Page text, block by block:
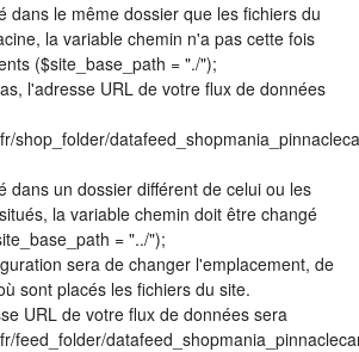
dans le même dossier que les fichiers du
la variable chemin n'a pas cette fois
($site_base_path = "./");
l'adresse URL de votre flux de données
shop_folder/
dans un dossier différent de celui ou les
la variable chemin doit être changé
= "../");
sera de changer l'emplacement, de
sont placés les fichiers du site.
URL de votre flux de données sera
feed_folder/